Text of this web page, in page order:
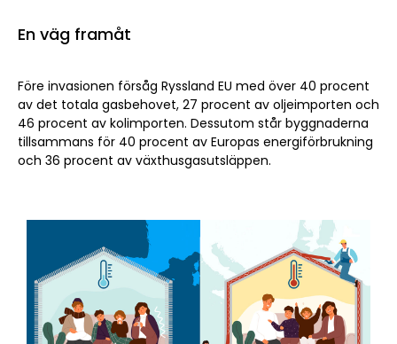
En väg framåt
Före invasionen försåg Ryssland EU med över 40 procent
av det totala gasbehovet, 27 procent av oljeimporten och
46 procent av kolimporten. Dessutom står byggnaderna
tillsammans för 40 procent av Europas energiförbrukning
och 36 procent av växthusgasutsläppen.